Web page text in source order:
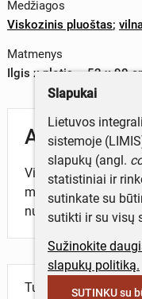
Medžiagos
Viskozinis pluoštas;
Matmenys
Ilgis x plotis – 52 x 90
Aprašymas
Vilnonis, žalios
medvilniniais
nurodyta vieno
Turite daugiau
Slapukai
Lietuvos
sistemoje
slapukų (angl.
statistiniai ir
sutinkate su
sutikti ir su visų
Sužinokite
slapukų politiką.
SUTINKU su